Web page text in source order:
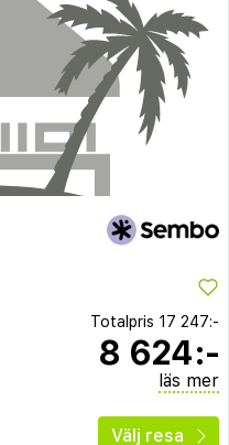
Totalpris 17 247:-
8 624:-
läs mer
Välj resa